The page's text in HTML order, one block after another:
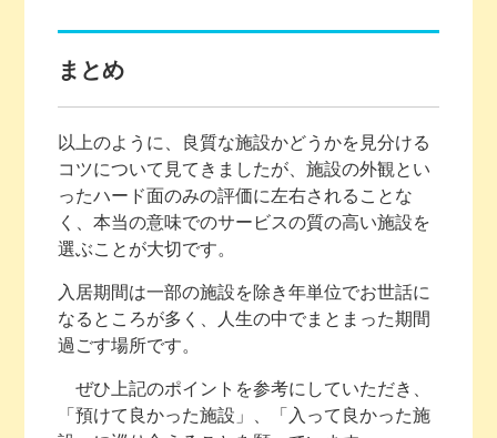
まとめ
以上のように、良質な施設かどうかを見分ける
コツについて見てきましたが、施設の外観とい
ったハード面のみの評価に左右されることな
く、本当の意味でのサービスの質の高い施設を
選ぶことが大切です。
入居期間は一部の施設を除き年単位でお世話に
なるところが多く、人生の中でまとまった期間
過ごす場所です。
ぜひ上記のポイントを参考にしていただき、
「預けて良かった施設」、「入って良かった施